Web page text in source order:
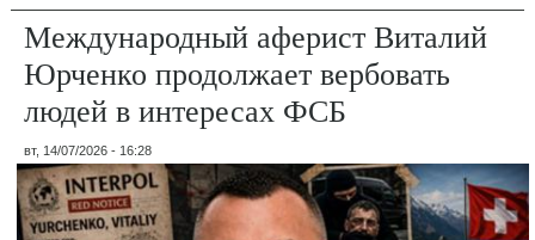
Международный аферист Виталий
Юрченко продолжает вербовать
людей в интересах ФСБ
вт, 14/07/2026 - 16:28